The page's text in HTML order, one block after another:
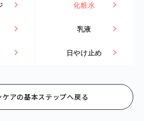
化粧水
乳液
日やけ止め
ケアの基本ステップへ戻る